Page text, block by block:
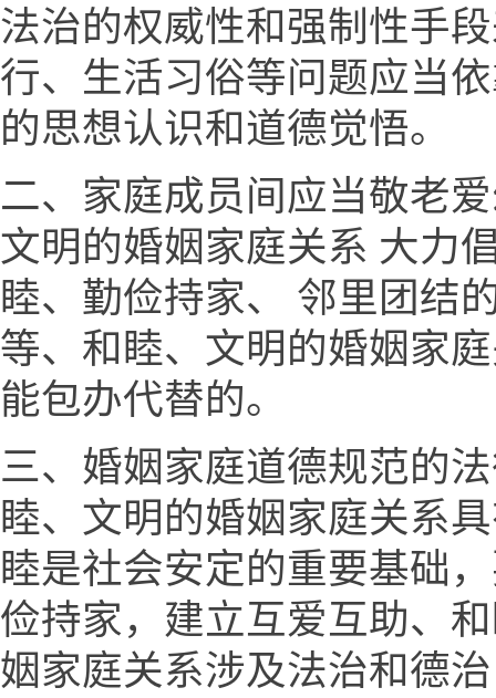
法治的权威性和强制性手
行、生活习俗等问题应当
的思想认识和道德觉悟。
二、家庭成员间应当敬老
文明的婚姻家庭关系 大力
睦、勤俭持家、 邻里团结
等、和睦、文明的婚姻家
能包办代替的。
三、婚姻家庭道德规范的
睦、文明的婚姻家庭关系
睦是社会安定的重要基础
俭持家，建立互爱互助、
姻家庭关系涉及法治和德